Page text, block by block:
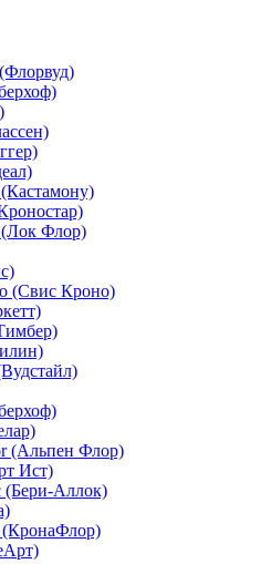
Флор)
(Свис Кроно)
(Альпен Флор)
Ист)
(Бери-Аллок)
(КронаФлор)